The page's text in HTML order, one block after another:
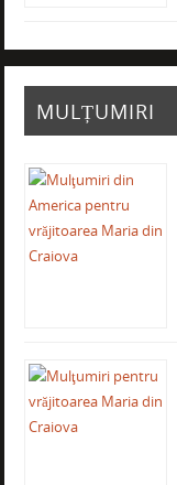
MULȚUMIRI